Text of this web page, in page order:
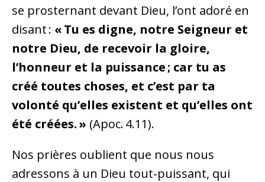
se prosternant devant Dieu, l’ont adoré en
disant : « Tu es digne, notre Seigneur et
notre Dieu, de recevoir la gloire,
l’honneur et la puissance ; car tu as
créé toutes choses, et c’est par ta
volonté qu’elles existent et qu’elles ont
été créées. » (Apoc. 4.11).
Nos prières oublient que nous nous
adressons à un Dieu tout‑puissant, qui